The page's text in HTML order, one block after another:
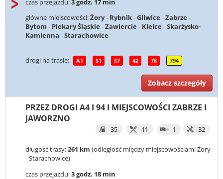
czas przejazdu:3 godz. 17 min
główne miejscowości:Żory- Rybnik-Gliwice -Zabrze -
Bytom - Piekary Śląskie -Zawiercie - Kielce -Skarżysko-
Kamienna -Starachowice
drogi na trasie: A1 S1 S7 42 78 794
Zobacz szczegóły
PRZEZ DROGI A4 I 94 I MIEJSCOWOŚCI ZABRZE I
JAWORZNO
35 11 1 32
długość trasy:261 km (odległość między miejscowościami Żory
- Starachowice)
czas przejazdu:3 godz. 18 min